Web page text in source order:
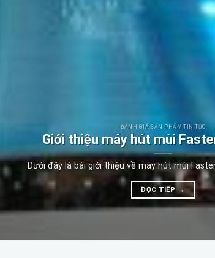
ĐÁNH GIÁ SẢN PHẨM TIN TỨC
Giới thiệu máy hút mùi
Dưới đây là bài giới thiệu về máy hút mùi
ĐỌC TIẾP→